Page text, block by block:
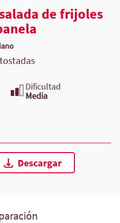
de frijoles
Dificultad
Media
Descargar